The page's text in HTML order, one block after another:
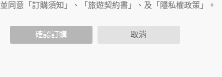
提供相關個人的資料，其範圍如下：
使用連線設備的 IP 位址、使用時間、使用的瀏覽器、瀏覽
行統計與分析，分析結果之統計數據或說明文字呈現，除
同意「訂購須知」、「旅遊契約書」、及「隱私權政策」。
確認訂購 取消